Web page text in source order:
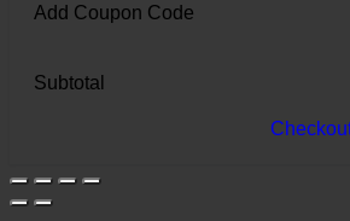
Add Coupon Code
Subtotal